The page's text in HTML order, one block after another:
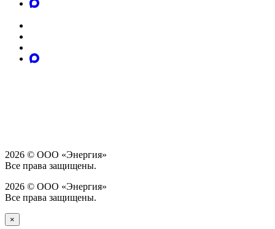
2026 © ООО «Энергия»
Все права защищены.
2026 © ООО «Энергия»
Все права защищены.
×